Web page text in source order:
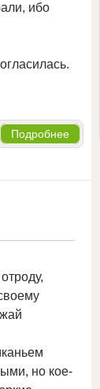
ибо
Подробнее
но кое-